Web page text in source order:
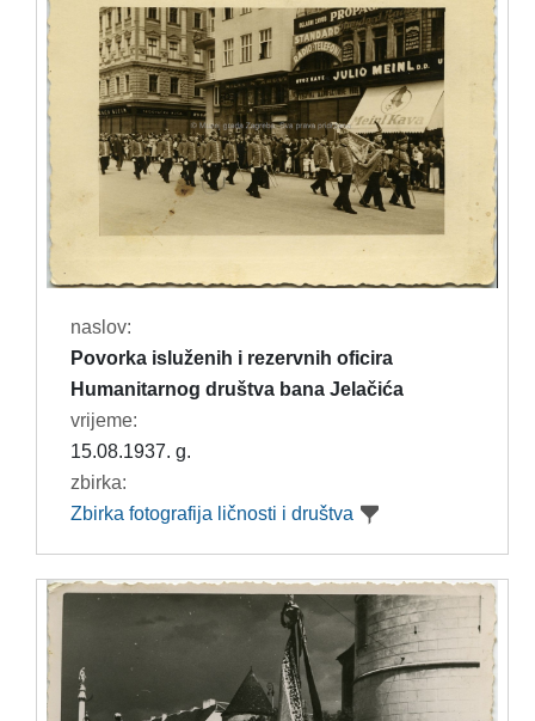
naslov:
Povorka isluženih i rezervnih oficira
Humanitarnog društva bana Jelačića
vrijeme:
15.08.1937. g.
zbirka:
Zbirka fotografija ličnosti i društva